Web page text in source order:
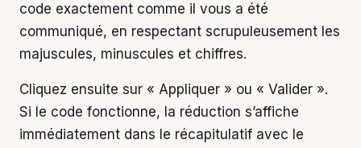
code exactement comme il vous a été
communiqué, en respectant scrupuleusement les
majuscules, minuscules et chiffres.
Cliquez ensuite sur « Appliquer » ou « Valider ».
Si le code fonctionne, la réduction s’affiche
immédiatement dans le récapitulatif avec le